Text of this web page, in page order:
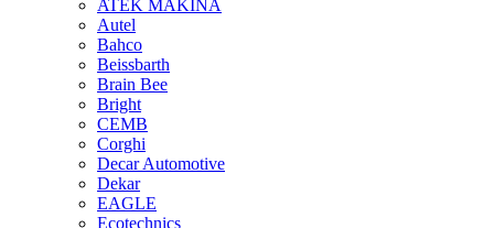
ATEK MAKINA
Autel
Bahco
Beissbarth
Brain Bee
Bright
CEMB
Corghi
Decar Automotive
Dekar
EAGLE
Ecotechnics